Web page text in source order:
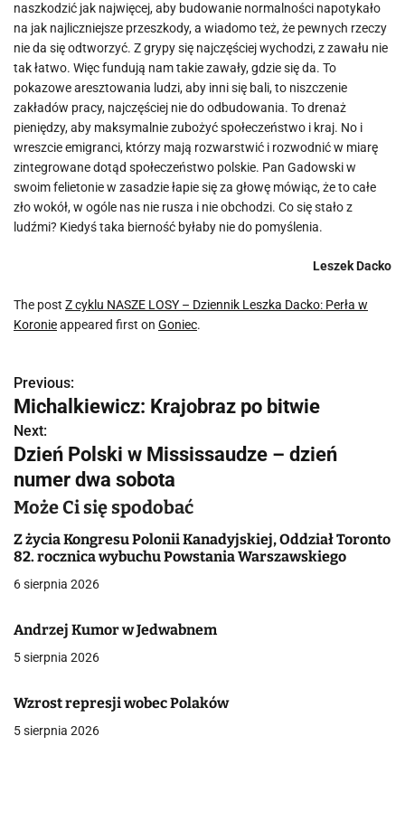
naszkodzić jak najwięcej, aby budowanie normalności napotykało
na jak najliczniejsze przeszkody, a wiadomo też, że pewnych rzeczy
nie da się odtworzyć. Z grypy się najczęściej wychodzi, z zawału nie
tak łatwo. Więc fundują nam takie zawały, gdzie się da. To
pokazowe aresztowania ludzi, aby inni się bali, to niszczenie
zakładów pracy, najczęściej nie do odbudowania. To drenaż
pieniędzy, aby maksymalnie zubożyć społeczeństwo i kraj. No i
wreszcie emigranci, którzy mają rozwarstwić i rozwodnić w miarę
zintegrowane dotąd społeczeństwo polskie. Pan Gadowski w
swoim felietonie w zasadzie łapie się za głowę mówiąc, że to całe
zło wokół, w ogóle nas nie rusza i nie obchodzi. Co się stało z
ludźmi? Kiedyś taka bierność byłaby nie do pomyślenia.
Leszek Dacko
The post Z cyklu NASZE LOSY – Dziennik Leszka Dacko: Perła w
Koronieappeared first on Goniec.
N
a
w
i
a
c
j
a
w
p
Previous:
Michalkiewicz: Krajobraz po bitwie
Next:
Dzień Polski w Mississaudze – dzień
numer dwa sobota
Może Ci się spodobać
Z życia Kongresu Polonii Kanadyjskiej, Oddział Toronto
82. rocznica wybuchu Powstania Warszawskiego
6 sierpnia 2026
Andrzej Kumor w Jedwabnem
5 sierpnia 2026
Wzrost represji wobec Polaków
5 sierpnia 2026